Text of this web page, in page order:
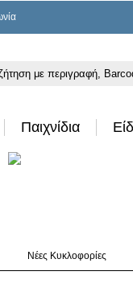
Παιχνίδια
Νέες Κυκλοφορίες